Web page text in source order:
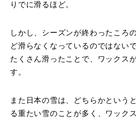
りでに滑るほど。
しかし、シーズンが終わったころ
ど滑らなくなっているのではない
たくさん滑ったことで、ワックス
す。
また日本の雪は、どちらかという
る重たい雪のことが多く、ワック